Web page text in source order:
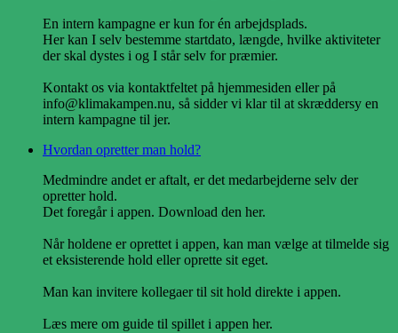
En intern kampagne er kun for én arbejdsplads.
Her kan I selv bestemme startdato, længde, hvilke aktiviteter
der skal dystes i og I står selv for præmier.
Kontakt os via kontaktfeltet på hjemmesiden eller på
info@klimakampen.nu, så sidder vi klar til at skræddersy en
intern kampagne til jer.
Hvordan opretter man hold?
Medmindre andet er aftalt, er det medarbejderne selv der
opretter hold.
Det foregår i appen. Download den her.
Når holdene er oprettet i appen, kan man vælge at tilmelde sig
et eksisterende hold eller oprette sit eget.
Man kan invitere kollegaer til sit hold direkte i appen.
Læs mere om guide til spillet i appen her.